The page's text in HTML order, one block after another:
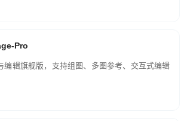
Pro
编辑旗舰版，支持组图、多图参考、交互式编辑